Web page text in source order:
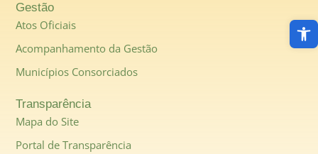
Gestão
Atos Oficiais
Acompanhamento da Gestão
Municípios Consorciados
Transparência
Mapa do Site
Portal de Transparência